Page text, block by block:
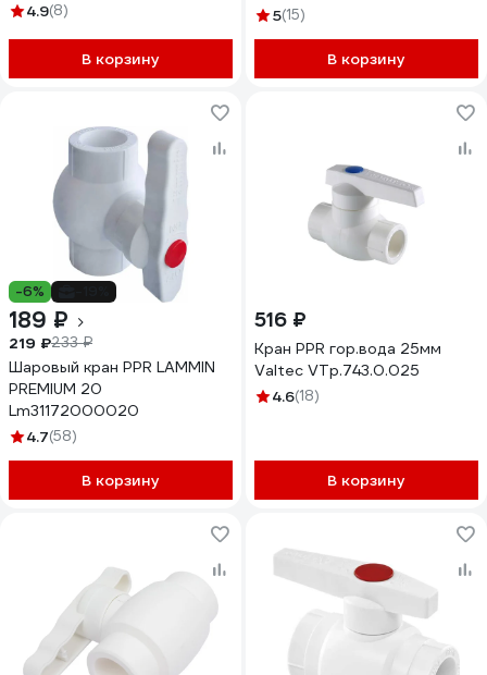
4.9(8)
В корзину
5(15)
В корзину
-6%
189 ₽
219 ₽233 ₽
Шаровый кран PPR LAMMIN
PREMIUM 20
Lm31172000020
4.7(58)
В корзину
516 ₽
Кран PPR гор.вода 25мм
Valtec VTp.743.0.025
4.6(18)
В корзину